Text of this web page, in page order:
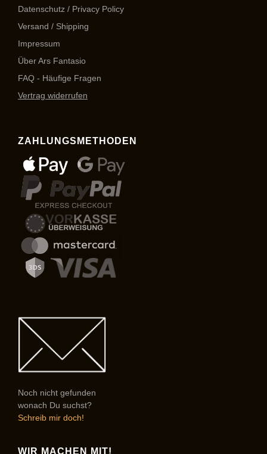
Datenschutz / Privacy Policy
Versand / Shipping
Impressum
Über Ars Fantasio
FAQ - Häufige Fragen
Vertrag widerrufen
ZAHLUNGSMETHODEN
Noch nicht gefunden
wonach Du suchst?
Schreib mir doch!
WIR MACHEN MIT!